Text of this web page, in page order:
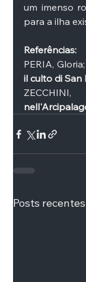
um imenso
para a ilha
Referências:
PERIA,
il culto di San
Posts recentes